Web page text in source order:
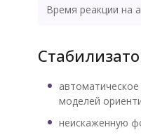
Время реакции на
моделей
неискаженную